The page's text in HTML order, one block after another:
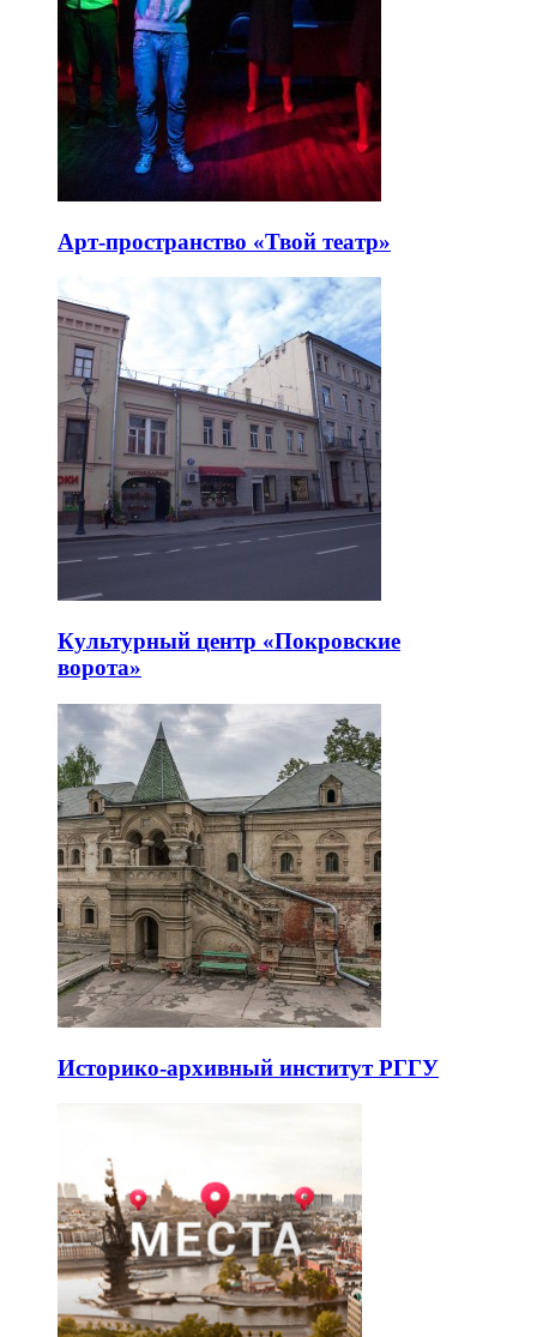
Арт-пространство «Твой театр»
Культурный центр «Покровские
ворота»
Историко-архивный институт РГГУ